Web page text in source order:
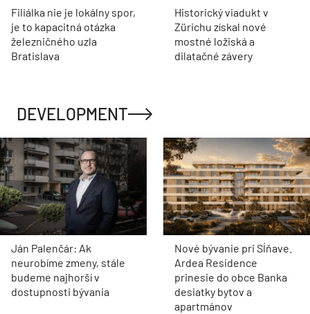
Filiálka nie je lokálny spor,
je to kapacitná otázka
železničného uzla
Bratislava
Historický viadukt v
Zürichu získal nové
mostné ložiská a
dilatačné závery
DEVELOPMENT
Ján Palenčár: Ak
neurobíme zmeny, stále
budeme najhorší v
dostupnosti bývania
Nové bývanie pri Sĺňave.
Ardea Residence
prinesie do obce Banka
desiatky bytov a
apartmánov